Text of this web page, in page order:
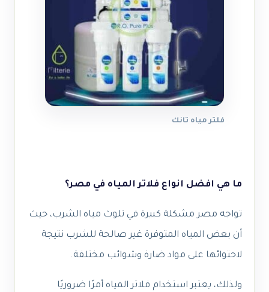
فلتر مياه تانك
ما هي افضل انواع فلاتر المياه في مصر؟
تواجه مصر مشكلة كبيرة في تلوث مياه الشرب، حيث
أن بعض المياه المتوفرة غير صالحة للشرب نتيجة
لاحتوائها على مواد ضارة وشوائب مختلفة.
ولذلك، يعتبر استخدام فلاتر المياه أمرًا ضروريًا